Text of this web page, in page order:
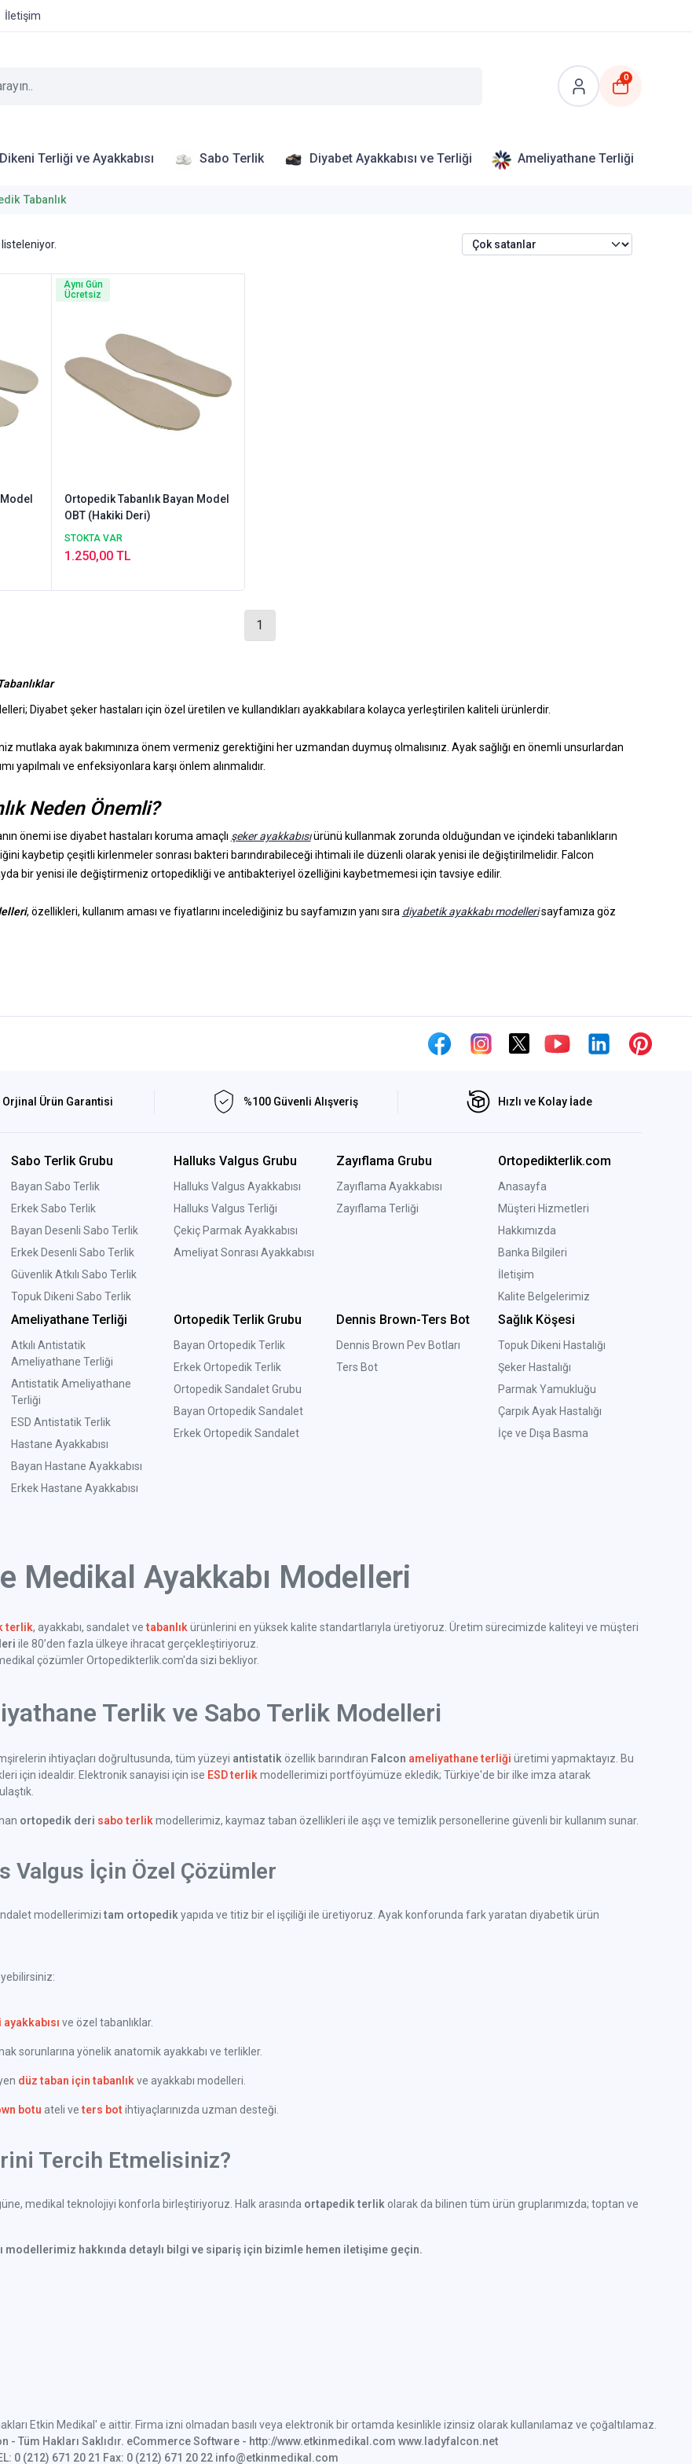
İletişim
0
Terliği ve Ayakkabısı Sabo Terlik Diyabet Ayakkabısı ve Terliği Ameliyathane Terliği
Tabanlık
Ortopedik Tabanlık Bayan Model
OBT (Hakiki Deri)
STOKTA VAR
1.250,00 TL
Aynı Gün
Ücretsiz
1
Diyabet şeker hastaları için özel üretilen ve kullandıkları ayakkabılara kolayca yerleştirilen kaliteli ürünlerdir.
mutlaka ayak bakımınıza önem vermeniz gerektiğini her uzmandan duymuş olmalısınız. Ayak sağlığı en önemli unsurlardan
yapılmalı ve enfeksiyonlara karşı önlem alınmalıdır.
Neden Önemli?
önemi ise diyabet hastaları koruma amaçlı şeker ayakkabısıürünü kullanmak zorunda olduğundan ve içindeki tabanlıkların
kaybetip çeşitli kirlenmeler sonrası bakteri barındırabileceği ihtimali ile düzenli olarak yenisi ile değiştirilmelidir. Falcon
bir yenisi ile değiştirmeniz ortopedikliği ve antibakteriyel özelliğini kaybetmemesi için tavsiye edilir.
, özellikleri, kullanım aması ve fiyatlarını incelediğiniz bu sayfamızın yanı sıra diyabetik ayakkabı modellerisayfamıza göz
Orjinal Ürün Garantisi %100 Güvenli Alışveriş Hızlı ve Kolay İade
Sabo Terlik Grubu
Bayan Sabo Terlik
Erkek Sabo Terlik
Bayan Desenli Sabo Terlik
Erkek Desenli Sabo Terlik
Güvenlik Atkılı Sabo Terlik
Topuk Dikeni Sabo Terlik
Halluks Valgus Grubu
Halluks Valgus Ayakkabısı
Halluks Valgus Terliği
Çekiç Parmak Ayakkabısı
Ameliyat Sonrası Ayakkabısı
Zayıflama Grubu
Zayıflama Ayakkabısı
Zayıflama Terliği
Ortopedikterlik.com
Anasayfa
Müşteri Hizmetleri
Hakkımızda
Banka Bilgileri
İletişim
Kalite Belgelerimiz
Ameliyathane Terliği
Atkılı Antistatik
Ameliyathane Terliği
Antistatik Ameliyathane
Terliği
ESD Antistatik Terlik
Hastane Ayakkabısı
Bayan Hastane Ayakkabısı
Erkek Hastane Ayakkabısı
Ortopedik Terlik Grubu
Bayan Ortopedik Terlik
Erkek Ortopedik Terlik
Ortopedik Sandalet Grubu
Bayan Ortopedik Sandalet
Erkek Ortopedik Sandalet
Dennis Brown-Ters Bot
Dennis Brown Pev Botları
Ters Bot
Sağlık Köşesi
Topuk Dikeni Hastalığı
Şeker Hastalığı
Parmak Yamukluğu
Çarpık Ayak Hastalığı
İçe ve Dışa Basma
Medikal Ayakkabı Modelleri
terlik, ayakkabı, sandalet vetabanlıkürünlerini en yüksek kalite standartlarıyla üretiyoruz. Üretim sürecimizde kaliteyi ve müşteri
ile 80’den fazla ülkeye ihracat gerçekleştiriyoruz.
çözümler Ortopedikterlik.com'da sizi bekliyor.
Terlik ve Sabo Terlik Modelleri
ihtiyaçları doğrultusunda, tüm yüzeyi antistatik özellik barındıran Falcon ameliyathane terliği üretimi yapmaktayız. Bu
için idealdir. Elektronik sanayisi için ise ESD terlikmodellerimizi portföyümüze ekledik; Türkiye'de bir ilke imza atarak
ortopedik deri sabo terlikmodellerimiz, kaymaz taban özellikleri ile aşçı ve temizlik personellerine güvenli bir kullanım sunar.
Valgus İçin Özel Çözümler
modellerimizi tam ortopedikyapıda ve titiz bir el işçiliği ile üretiyoruz. Ayak konforunda fark yaratan diyabetik ürün
ve özel tabanlıklar.
sorunlarına yönelik anatomik ayakkabı ve terlikler.
düz taban için tabanlıkve ayakkabı modelleri.
botu ateli veters botihtiyaçlarınızda uzman desteği.
Tercih Etmelisiniz?
medikal teknolojiyi konforla birleştiriyoruz. Halk arasında ortapedik terlik olarak da bilinen tüm ürün gruplarımızda; toptan ve
hakkında detaylı bilgi ve sipariş için bizimle hemen iletişime geçin.
Etkin Medikal' e aittir. Firma izni olmadan basılı veya elektronik bir ortamda kesinlikle izinsiz olarak kullanılamaz ve çoğaltılamaz.
- Tüm Hakları Saklıdır. eCommerce Software - http://www.etkinmedikal.com www.ladyfalcon.net
0 (212) 671 20 21 Fax: 0 (212) 671 20 22 info@etkinmedikal.com